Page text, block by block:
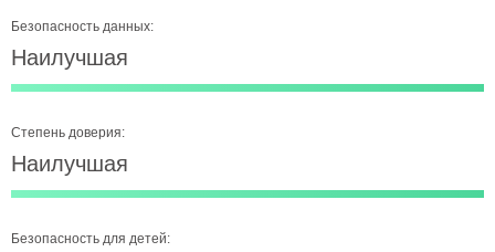
Безопасность данных:
Наилучшая
Степень доверия:
Наилучшая
Безопасность для детей: